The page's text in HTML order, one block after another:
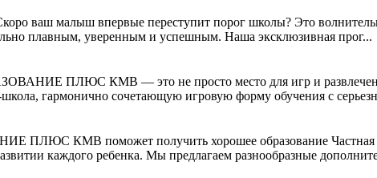
ваш малыш впервые переступит порог школы? Это
плавным, уверенным и успешным. Наша эксклюзивная прог...
ПЛЮС КМВ — это не просто место для игр и
гармонично сочетающую игровую форму обучения с
ПЛЮС КМВ поможет получить хорошее образование
каждого ребенка. Мы предлагаем разнообразные